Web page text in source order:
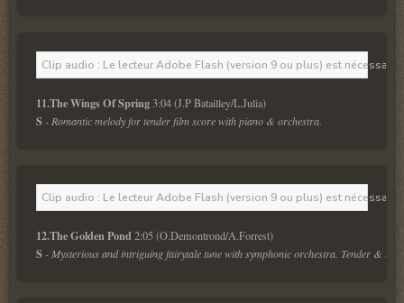
Clip audio : Le lecteur Adobe Flash (version 9 ou plus) est
11.The Wings Of Spring 3:04 (J.P Batailley/L.Julia)
S - Romantic melody for tender film score with piano & orchestra.
Clip audio : Le lecteur Adobe Flash (version 9 ou plus) est
12.The Golden Pond 2:05 (O.Demontrond/A.Forrest)
S - Mysterious and intriguing fairytale tune with symphonic orchestra. Tender &